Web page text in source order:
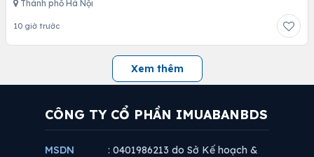
Thành phố Hà Nội
10 giờ trước
Xem thêm
CÔNG TY CỔ PHẦN IMUABANBDS
MSDN
: 0401986213 do Sở Kế hoạch &